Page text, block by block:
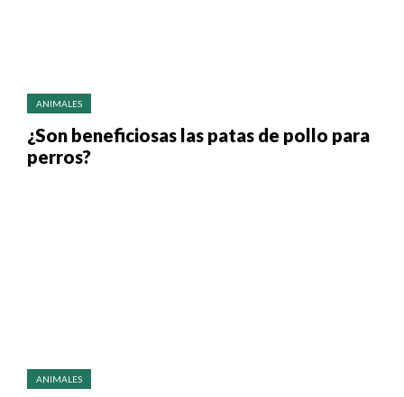
ANIMALES
¿Son beneficiosas las patas de pollo para
perros?
ANIMALES